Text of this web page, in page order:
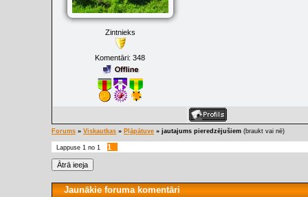
Zintnieks
Komentāri: 348
Forums » Viskautkas » Pļāpātuve » jautajums pieredzējušiem (braukt vai nē)
Lappuse 1 no 1 1
Jaunākie foruma komentāri